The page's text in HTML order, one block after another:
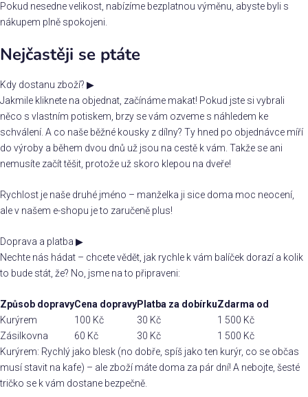
Pokud nesedne velikost, nabízíme bezplatnou výměnu, abyste byli s
nákupem plně spokojeni.
Nejčastěji se ptáte
Kdy dostanu zboží? ▶
Jakmile kliknete na objednat, začínáme makat! Pokud jste si vybrali
něco s vlastním potiskem, brzy se vám ozveme s náhledem ke
schválení. A co naše běžné kousky z dílny? Ty hned po objednávce míří
do výroby a během dvou dnů už jsou na cestě k vám. Takže se ani
nemusíte začít těšit, protože už skoro klepou na dveře!
Rychlost je naše druhé jméno – manželka ji sice doma moc neocení,
ale v našem e-shopu je to zaručeně plus!
Doprava a platba ▶
Nechte nás hádat – chcete vědět, jak rychle k vám balíček dorazí a kolik
to bude stát, že? No, jsme na to připraveni:
Způsob dopravyCena dopravyPlatba za dobírkuZdarma od
Kurýrem
100 Kč 30 Kč
1 500 Kč
Zásilkovna
60 Kč 30 Kč
1 500 Kč
Kurýrem: Rychlý jako blesk (no dobře, spíš jako ten kurýr, co se občas
musí stavit na kafe) – ale zboží máte doma za pár dní! A nebojte, šesté
tričko se k vám dostane bezpečně.